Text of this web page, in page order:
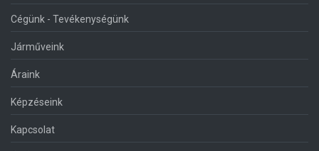
Cégünk - Tevékenységünk
Járműveink
Áraink
Képzéseink
Kapcsolat